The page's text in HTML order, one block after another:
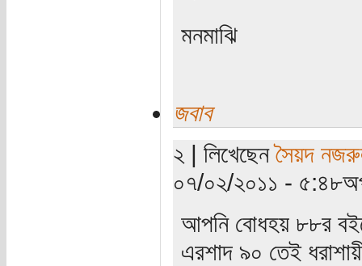
মনমাঝি
জবাব
২ | লিখেছেনসৈয়দ
০৭/০২/২০১১ -
আপনি বোধহয় ৮৮র
এরশাদ ৯০ তেই